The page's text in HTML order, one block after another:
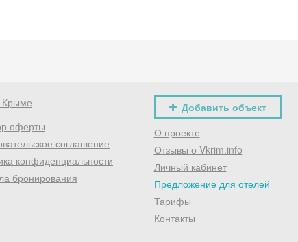
Крыме
оферты
соглашение
конфиденциальности
бронирования
Добавить объект
О проекте
Отзывы о Vkrim.info
Личный кабинет
Предложение для отелей
Тарифы
Контакты